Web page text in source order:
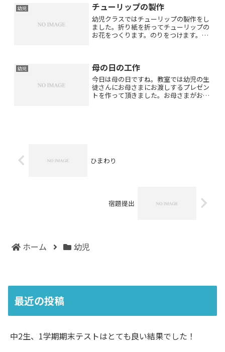
数のテストが悪かった...
幼児 チューリップの製作
幼児クラスではチューリップの製作をし
ました。折り紙を折ってチューリップの
お花をつくります。のりをつけます。お
幼児 母の日の工作
今日は母の日ですね。教室では幼児の生
徒さんにお母さまにお渡しするプレゼン
トを作って頂きました。お母さまがお迎
ひまわり
宿題提出
ホーム 幼児
最近の投稿
中2生、1学期期末テストはとても良い結果でした！